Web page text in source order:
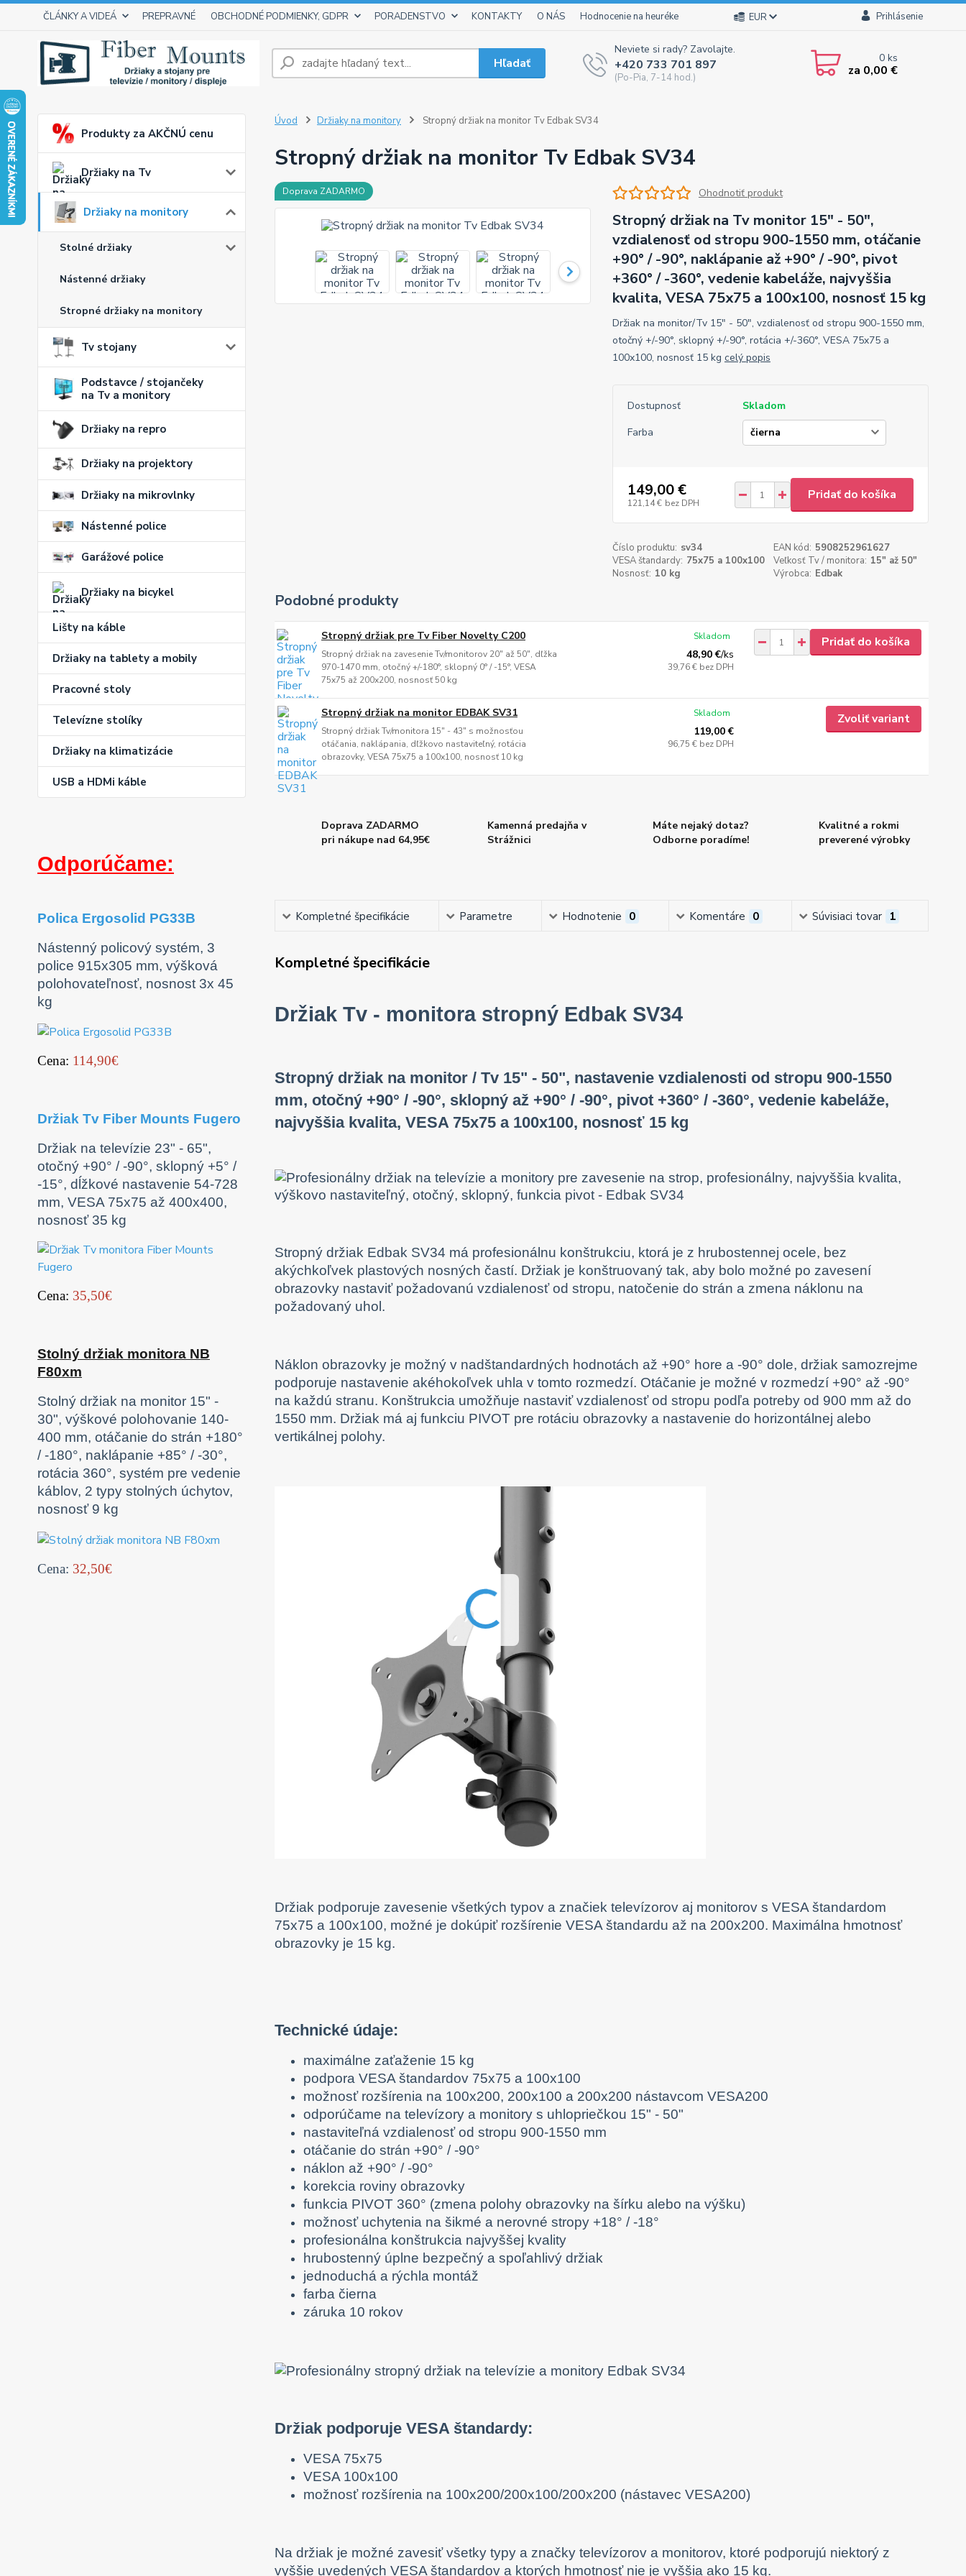
ČLÁNKY A VIDEÁ PREPRAVNÉ OBCHODNÉ PODMIENKY, GDPR PORADENSTVO KONTAKTY O NÁS Hodnocenie na heuréke EUR Prihlásenie
Hľadať
Neviete si rady? Zavolajte.
+420 733 701 897
(Po-Pia, 7-14 hod.)
0ks
za 0,00 €
Produkty za AKČNÚ cenu
Držiaky na Tv
Držiaky na monitory
Stolné držiaky
Nástenné držiaky
Stropné držiaky na monitory
Tv stojany
Podstavce / stojančeky
na Tv a monitory
Držiaky na repro
Držiaky na projektory
Držiaky na mikrovlnky
Nástenné police
Garážové police
Držiaky na bicykel
Lišty na káble
Držiaky na tablety a mobily
Pracovné stoly
Televízne stolíky
Držiaky na klimatizácie
USB a HDMi káble
Odporúčame:
Polica Ergosolid PG33B
Nástenný policový systém, 3
police 915x305 mm, výšková
polohovateľnosť, nosnost 3x 45
kg
Cena: 114,90€
Držiak Tv Fiber Mounts Fugero
Držiak na televízie 23" - 65",
otočný +90° / -90°, sklopný +5° /
-15°, dĺžkové nastavenie 54-728
mm, VESA 75x75 až 400x400,
nosnosť 35 kg
Cena: 35,50€
Stolný držiak monitora NB
F80xm
Stolný držiak na monitor 15" -
30", výškové polohovanie 140-
400 mm, otáčanie do strán +180°
/ -180°, naklápanie +85° / -30°,
rotácia 360°, systém pre vedenie
káblov, 2 typy stolných úchytov,
nosnosť 9 kg
Cena: 32,50€
Úvod Držiaky na monitory Stropný držiak na monitor Tv Edbak SV34
Stropný držiak na monitor Tv Edbak SV34
Doprava ZADARMO Ohodnotiť produkt
Stropný držiak na Tv monitor 15" - 50",
vzdialenosť od stropu 900-1550 mm, otáčanie
+90° / -90°, naklápanie až +90° / -90°, pivot
+360° / -360°, vedenie kabeláže, najvyššia
kvalita, VESA 75x75 a 100x100, nosnosť 15 kg
Držiak na monitor/Tv 15" - 50", vzdialenosť od stropu 900-1550 mm,
otočný +/-90°, sklopný +/-90°, rotácia +/-360°, VESA 75x75 a
100x100, nosnosť 15 kg celý popis
Dostupnosť
Skladom
Farba
149,00 €
121,14 € bez DPH
Pridať do košíka
Číslo produktu: sv34 EAN kód: 5908252961627
VESA štandardy: 75x75 a 100x100 Veľkosť Tv / monitora: 15" až 50"
Nosnosť: 10 kg Výrobca: Edbak
Podobné produkty
Stropný držiak pre Tv Fiber Novelty C200
Stropný držiak na zavesenie Tv/monitorov 20" až 50", dľžka
970-1470 mm, otočný +/-180°, sklopný 0° / -15°, VESA
75x75 až 200x200, nosnosť 50 kg
48,90 €/ks
39,76 € bez DPH
Skladom Pridať do košíka
Stropný držiak na monitor EDBAK SV31
Stropný držiak Tv/monitora 15" - 43" s možnosťou
otáčania, naklápania, dľžkovo nastaviteľný, rotácia
obrazovky, VESA 75x75 a 100x100, nosnosť 10 kg
119,00 €
96,75 € bez DPH
Skladom Zvoliť variant
Doprava ZADARMO
pri nákupe nad 64,95€
Kamenná predajňa v
Strážnici
Máte nejaký dotaz?
Odborne poradíme!
Kvalitné a rokmi
preverené výrobky
Kompletné špecifikácie Parametre Hodnotenie 0 Komentáre 0 Súvisiaci tovar 1
Kompletné špecifikácie
Držiak Tv - monitora stropný Edbak SV34
Stropný držiak na monitor / Tv 15" - 50", nastavenie vzdialenosti od stropu 900-1550
mm, otočný +90° / -90°, sklopný až +90° / -90°, pivot +360° / -360°, vedenie kabeláže,
najvyššia kvalita, VESA 75x75 a 100x100, nosnosť 15 kg
Stropný držiak Edbak SV34 má profesionálnu konštrukciu, ktorá je z hrubostennej ocele, bez
akýchkoľvek plastových nosných častí. Držiak je konštruovaný tak, aby bolo možné po zavesení
obrazovky nastaviť požadovanú vzdialenosť od stropu, natočenie do strán a zmena náklonu na
požadovaný uhol.
Náklon obrazovky je možný v nadštandardných hodnotách až +90° hore a -90° dole, držiak samozrejme
podporuje nastavenie akéhokoľvek uhla v tomto rozmedzí. Otáčanie je možné v rozmedzí +90° až -90°
na každú stranu. Konštrukcia umožňuje nastaviť vzdialenosť od stropu podľa potreby od 900 mm až do
1550 mm. Držiak má aj funkciu PIVOT pre rotáciu obrazovky a nastavenie do horizontálnej alebo
vertikálnej polohy.
Držiak podporuje zavesenie všetkých typov a značiek televízorov aj monitorov s VESA štandardom
75x75 a 100x100, možné je dokúpiť rozšírenie VESA štandardu až na 200x200. Maximálna hmotnosť
obrazovky je 15 kg.
Technické údaje:
maximálne zaťaženie 15 kg
podpora VESA štandardov 75x75 a 100x100
možnosť rozšírenia na 100x200, 200x100 a 200x200 nástavcom VESA200
odporúčame na televízory a monitory s uhlopriečkou 15" - 50"
nastaviteľná vzdialenosť od stropu 900-1550 mm
otáčanie do strán +90° / -90°
náklon až +90° / -90°
korekcia roviny obrazovky
funkcia PIVOT 360° (zmena polohy obrazovky na šírku alebo na výšku)
možnosť uchytenia na šikmé a nerovné stropy +18° / -18°
profesionálna konštrukcia najvyššej kvality
hrubostenný úplne bezpečný a spoľahlivý držiak
jednoduchá a rýchla montáž
farba čierna
záruka 10 rokov
Držiak podporuje VESA štandardy:
VESA 75x75
VESA 100x100
možnosť rozšírenia na 100x200/200x100/200x200 (nástavec VESA200)
Na držiak je možné zavesiť všetky typy a značky televízorov a monitorov, ktoré podporujú niektorý z
vyššie uvedených VESA štandardov a ktorých hmotnosť nie je vyššia ako 15 kg.